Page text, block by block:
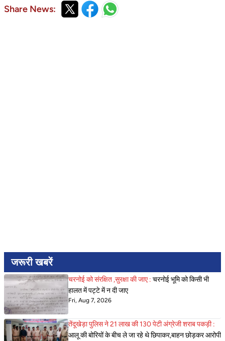
Share News:
जरूरी खबरें
चरनोई को संरक्षित ,सुरक्षा की जाए : चरनोई भूमि को किसी भी
हालत में पट्टे में न दी जाए
Fri, Aug 7, 2026
तेंदूखेड़ा पुलिस ने 21 लाख की 130 पेटी अंग्रेजी शराब पकड़ी :
आलू की बोरियों के बीच ले जा रहे थे छिपाकर,बाहन छोड़कर आरोपी